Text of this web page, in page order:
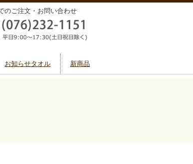
のご注文・お問い合わせ
お知らせタオル 新商品